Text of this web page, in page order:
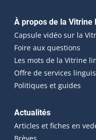
Navigation
À propos de la Vitrine
Capsule vidéo sur la
Foire aux questions
Les mots de la Vitrine
Offre de services
Politiques et guides
Actualités
Articles et fiches en
Brèves